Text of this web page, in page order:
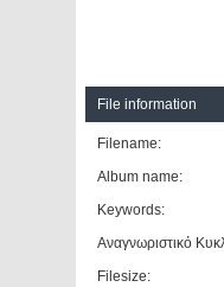
File information
Filename:
Album name:
Keywords:
Αναγνωριστικό
Filesize: